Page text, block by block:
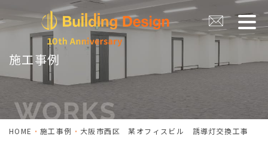
施工事例
HOME 施工事例 大阪市西区 某オフィスビル 誘導灯交換工事